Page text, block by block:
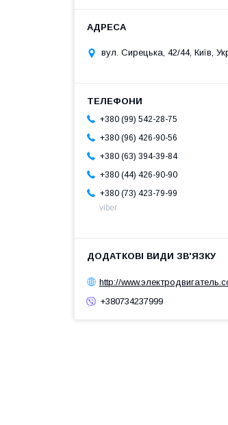
вул. Сирецька, 42/44, Київ,
+380 (99) 542-28-75
+380 (96) 426-90-56
+380 (63) 394-39-84
+380 (44) 426-90-90
+380 (73) 423-79-99
viber
http://
+380734237999